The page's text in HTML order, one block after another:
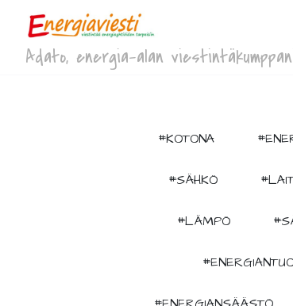
Adato, energia-alan
#KOTONA
#SÄHKÖ
#LÄMPÖ